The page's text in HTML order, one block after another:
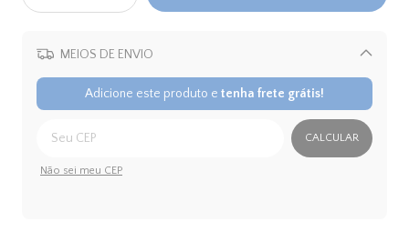
MEIOS DE ENVIO
Adicione este produto e tenha frete grátis!
CALCULAR
Não sei meu CEP